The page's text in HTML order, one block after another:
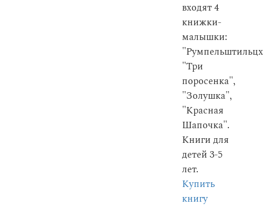
входят 4
книжки-
малышки:
"Три
поросенка",
"Золушка",
"Красная
Шапочка".
Книги для
детей 3-5
лет.
Купить
книгу